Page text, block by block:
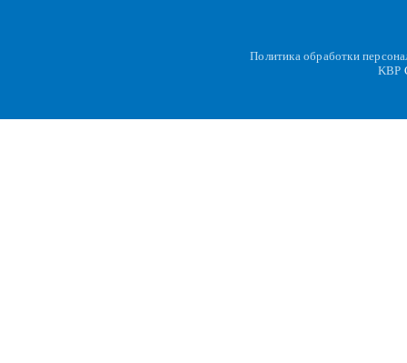
Политика обработки
KBP